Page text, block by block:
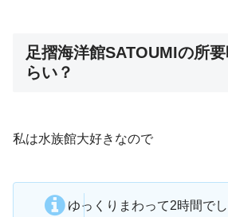
足摺海洋館SATOUMIの所要
らい？
私は水族館大好きなので
ゆっくりまわって2時間でし